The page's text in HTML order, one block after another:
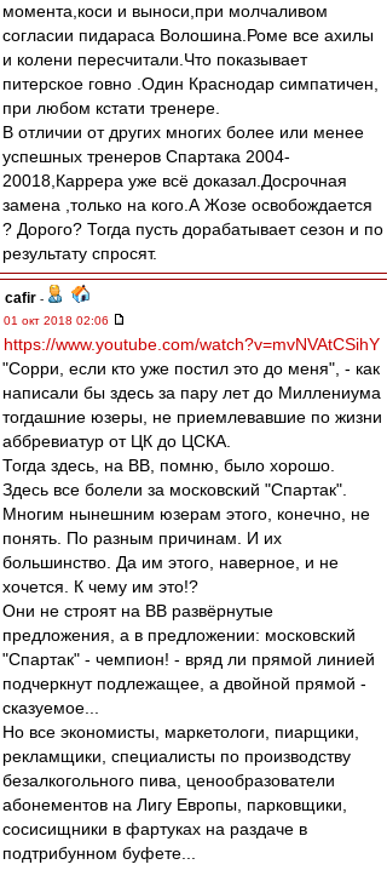
момента,коси и выноси,при молчаливом
согласии пидараса Волошина.Роме все ахилы
и колени пересчитали.Что показывает
питерское говно .Один Краснодар симпатичен,
при любом кстати тренере.
В отличии от других многих более или менее
успешных тренеров Спартака 2004-
20018,Каррера уже всё доказал.Досрочная
замена ,только на кого.А Жозе освобождается
? Дорого? Тогда пусть дорабатывает сезон и по
результату спросят.
cafir -
01 окт 2018 02:06
https://www.youtube.com/watch?v=mvNVAtCSihY
"Сорри, если кто уже постил это до меня", - как
написали бы здесь за пару лет до Миллениума
тогдашние юзеры, не приемлевавшие по жизни
аббревиатур от ЦК до ЦСКА.
Тогда здесь, на ВВ, помню, было хорошо.
Здесь все болели за московский "Спартак".
Многим нынешним юзерам этого, конечно, не
понять. По разным причинам. И их
большинство. Да им этого, наверное, и не
хочется. К чему им это!?
Они не строят на ВВ развёрнутые
предложения, а в предложении: московский
"Спартак" - чемпион! - вряд ли прямой линией
подчеркнут подлежащее, а двойной прямой -
сказуемое...
Но все экономисты, маркетологи, пиарщики,
рекламщики, специалисты по производству
безалкогольного пива, ценообразователи
абонементов на Лигу Европы, парковщики,
сосисищники в фартуках на раздаче в
подтрибунном буфете...